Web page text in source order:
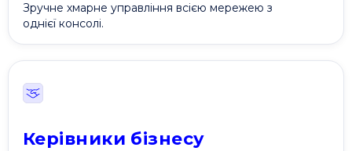
Зручне хмарне управління всією мережею з
однієї консолі.
Керівники бізнесу